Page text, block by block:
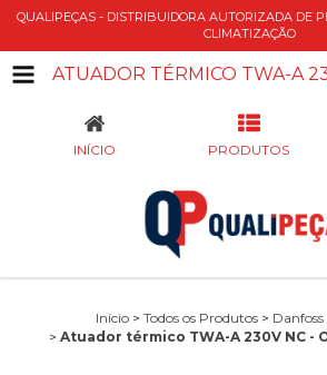
QUALIPEÇAS - DISTRIBUIDORA AUTORIZADA DE
CLIMATIZAÇÃO
INÍCIO PRODUTOS
Início > Todos os Produtos > Danfoss
> Atuador térmico TWA-A 230V NC -